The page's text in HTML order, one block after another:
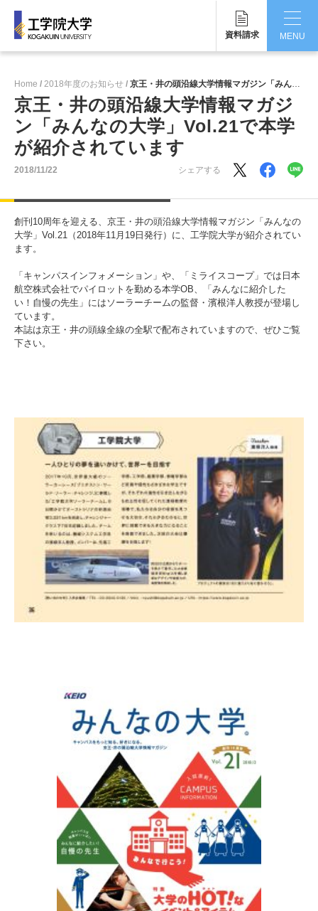
資料請求
MENU
工学院大学について
学部・大学院
学生生活
研究・産学連携
就職・キャリア
キャンパス
入試情報
Pick Up
1. Action！x 工学院大学
2. 工学院大学ヒストリー
3. #KUTE VOICE エンジニアリーダーたちの声
4. 航空理工学専攻特設サイト
5. 遠隔授業リンク集
6. 寄付・ご支援
Home 2018年度のお知らせ 京王・井の頭沿線大学情報マガジン「みんなの大学」Vol.21で本学が紹介されています
京王・井の頭沿線大学情報マガジ
ン「みんなの大学」Vol.21で本学
が紹介されています
2018/11/22 シェアする
創刊10周年を迎える、京王・井の頭沿線大学情報マガジン「みんなの
大学」Vol.21（2018年11月19日発行）に、工学院大学が紹介されてい
ます。
「キャンパスインフォメーション」や、「ミライスコープ」では日本
航空株式会社でパイロットを勤める本学OB、「みんなに紹介した
い！自慢の先生」にはソーラーチームの監督・濱根洋人教授が登場し
ています。
本誌は京王・井の頭線全線の全駅で配布されていますので、ぜひご覧
下さい。